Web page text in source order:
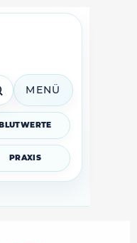
BLUTWERTE
PRAXIS
MENÜ